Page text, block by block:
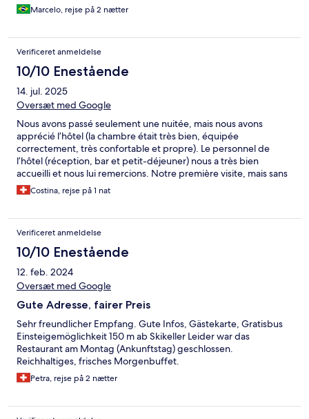
Marcelo, rejse på 2 nætter
Verificeret anmeldelse
10/10 Enestående
14. jul. 2025
Oversæt med Google
Nous avons passé seulement une nuitée, mais nous avons
apprécié l’hôtel (la chambre était très bien, équipée
correctement, très confortable et propre). Le personnel de
l’hôtel (réception, bar et petit-déjeuner) nous a très bien
accueilli et nous lui remercions. Notre première visite, mais sans
doute pas la dernière.
Costina, rejse på 1 nat
Verificeret anmeldelse
10/10 Enestående
12. feb. 2024
Oversæt med Google
Gute Adresse, fairer Preis
Sehr freundlicher Empfang. Gute Infos, Gästekarte, Gratisbus
Einsteigemöglichkeit 150 m ab Skikeller Leider war das
Restaurant am Montag (Ankunftstag) geschlossen.
Reichhaltiges, frisches Morgenbuffet.
Petra, rejse på 2 nætter